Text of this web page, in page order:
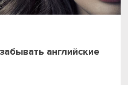
английские